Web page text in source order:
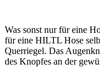
Was sonst nur für eine
für eine HILTL Hose
Querriegel. Das
des Knopfes an der